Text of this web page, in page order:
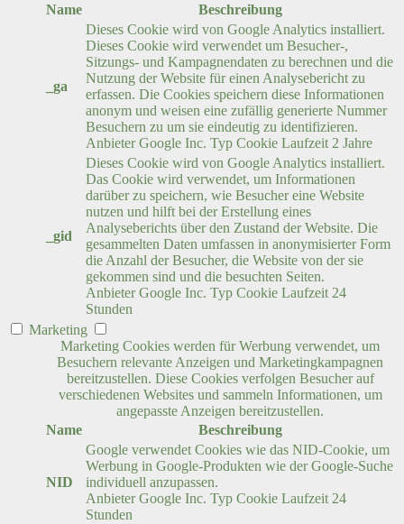
Name
Beschreibung
_ga
Dieses Cookie wird von Google Analytics installiert.
Dieses Cookie wird verwendet um Besucher-,
Sitzungs- und Kampagnendaten zu berechnen und die
Nutzung der Website für einen Analysebericht zu
erfassen. Die Cookies speichern diese Informationen
anonym und weisen eine zufällig generierte Nummer
Besuchern zu um sie eindeutig zu identifizieren.
Anbieter Google Inc. Typ Cookie Laufzeit 2 Jahre
_gid
Dieses Cookie wird von Google Analytics installiert.
Das Cookie wird verwendet, um Informationen
darüber zu speichern, wie Besucher eine Website
nutzen und hilft bei der Erstellung eines
Analyseberichts über den Zustand der Website. Die
gesammelten Daten umfassen in anonymisierter Form
die Anzahl der Besucher, die Website von der sie
gekommen sind und die besuchten Seiten.
Anbieter Google Inc. Typ Cookie Laufzeit 24
Stunden
Marketing
Marketing Cookies werden für Werbung verwendet, um
Besuchern relevante Anzeigen und Marketingkampagnen
bereitzustellen. Diese Cookies verfolgen Besucher auf
verschiedenen Websites und sammeln Informationen, um
angepasste Anzeigen bereitzustellen.
Name
Beschreibung
NID
Google verwendet Cookies wie das NID-Cookie, um
Werbung in Google-Produkten wie der Google-Suche
individuell anzupassen.
Anbieter Google Inc. Typ Cookie Laufzeit 24
Stunden